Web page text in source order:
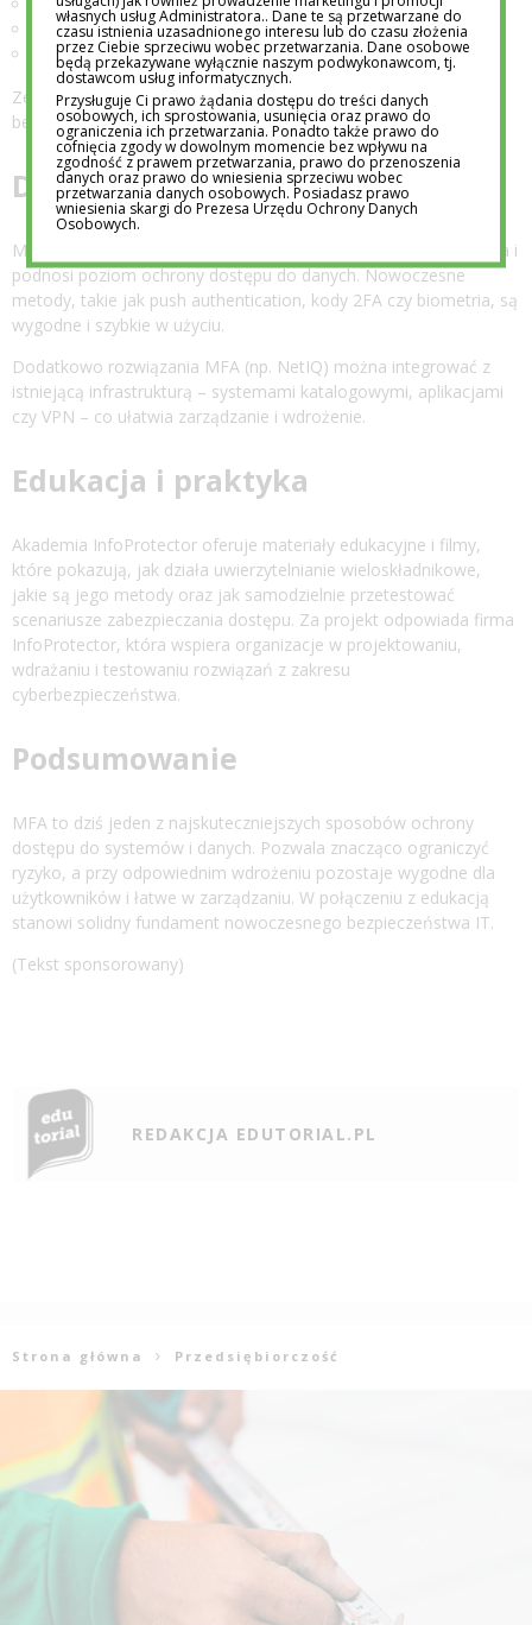
atakami phishingowymi,
pracą zdalną i dostępem spoza sieci firmowej.
Zespoły IT potrzebują rozwiązań, które zwiększają
bezpieczeństwo, ale nie utrudniają pracy użytkowników.
Dlaczego warto wdrożyć MFA?
MFA skutecznie ogranicza ryzyko nieautoryzowanego logowania i
podnosi poziom ochrony dostępu do danych. Nowoczesne
metody, takie jak push authentication, kody 2FA czy biometria, są
wygodne i szybkie w użyciu.
Dodatkowo rozwiązania MFA (np. NetIQ) można integrować z
istniejącą infrastrukturą – systemami katalogowymi, aplikacjami
czy VPN – co ułatwia zarządzanie i wdrożenie.
Edukacja i praktyka
Akademia InfoProtector oferuje materiały edukacyjne i filmy,
które pokazują, jak działa uwierzytelnianie wieloskładnikowe,
jakie są jego metody oraz jak samodzielnie przetestować
scenariusze zabezpieczania dostępu. Za projekt odpowiada firma
InfoProtector, która wspiera organizacje w projektowaniu,
wdrażaniu i testowaniu rozwiązań z zakresu
cyberbezpieczeństwa.
Podsumowanie
MFA to dziś jeden z najskuteczniejszych sposobów ochrony
dostępu do systemów i danych. Pozwala znacząco ograniczyć
ryzyko, a przy odpowiednim wdrożeniu pozostaje wygodne dla
użytkowników i łatwe w zarządzaniu. W połączeniu z edukacją
stanowi solidny fundament nowoczesnego bezpieczeństwa IT.
(Tekst sponsorowany)
REDAKCJA EDUTORIAL.PL
Strona główna Przedsiębiorczość
własnych usług Administratora.. Dane te są przetwarzane do
czasu istnienia uzasadnionego interesu lub do czasu złożenia
przez Ciebie sprzeciwu wobec przetwarzania. Dane osobowe
będą przekazywane wyłącznie naszym podwykonawcom, tj.
dostawcom usług informatycznych.
Przysługuje Ci prawo żądania dostępu do treści danych
osobowych, ich sprostowania, usunięcia oraz prawo do
ograniczenia ich przetwarzania. Ponadto także prawo do
cofnięcia zgody w dowolnym momencie bez wpływu na
zgodność z prawem przetwarzania, prawo do przenoszenia
danych oraz prawo do wniesienia sprzeciwu wobec
przetwarzania danych osobowych. Posiadasz prawo
wniesienia skargi do Prezesa Urzędu Ochrony Danych
Osobowych.